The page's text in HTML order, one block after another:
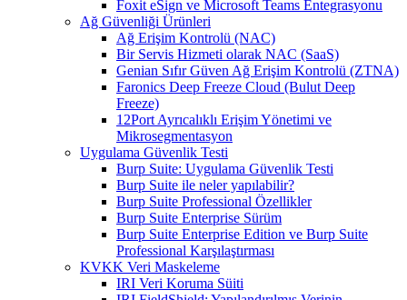
Foxit eSign ve Microsoft Teams Entegrasyonu
Ağ Güvenliği Ürünleri
Ağ Erişim Kontrolü (NAC)
Bir Servis Hizmeti olarak NAC (SaaS)
Genian Sıfır Güven Ağ Erişim Kontrolü (ZTNA)
Faronics Deep Freeze Cloud (Bulut Deep
Freeze)
12Port Ayrıcalıklı Erişim Yönetimi ve
Mikrosegmentasyon
Uygulama Güvenlik Testi
Burp Suite: Uygulama Güvenlik Testi
Burp Suite ile neler yapılabilir?
Burp Suite Professional Özellikler
Burp Suite Enterprise Sürüm
Burp Suite Enterprise Edition ve Burp Suite
Professional Karşılaştırması
KVKK Veri Maskeleme
IRI Veri Koruma Süiti